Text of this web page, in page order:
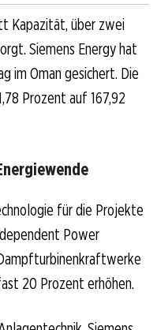
Kapazität, über zwei
Siemens Energy hat
im Oman gesichert. Die
Prozent auf 167,92
für die Projekte
Power
20 Prozent erhöhen.